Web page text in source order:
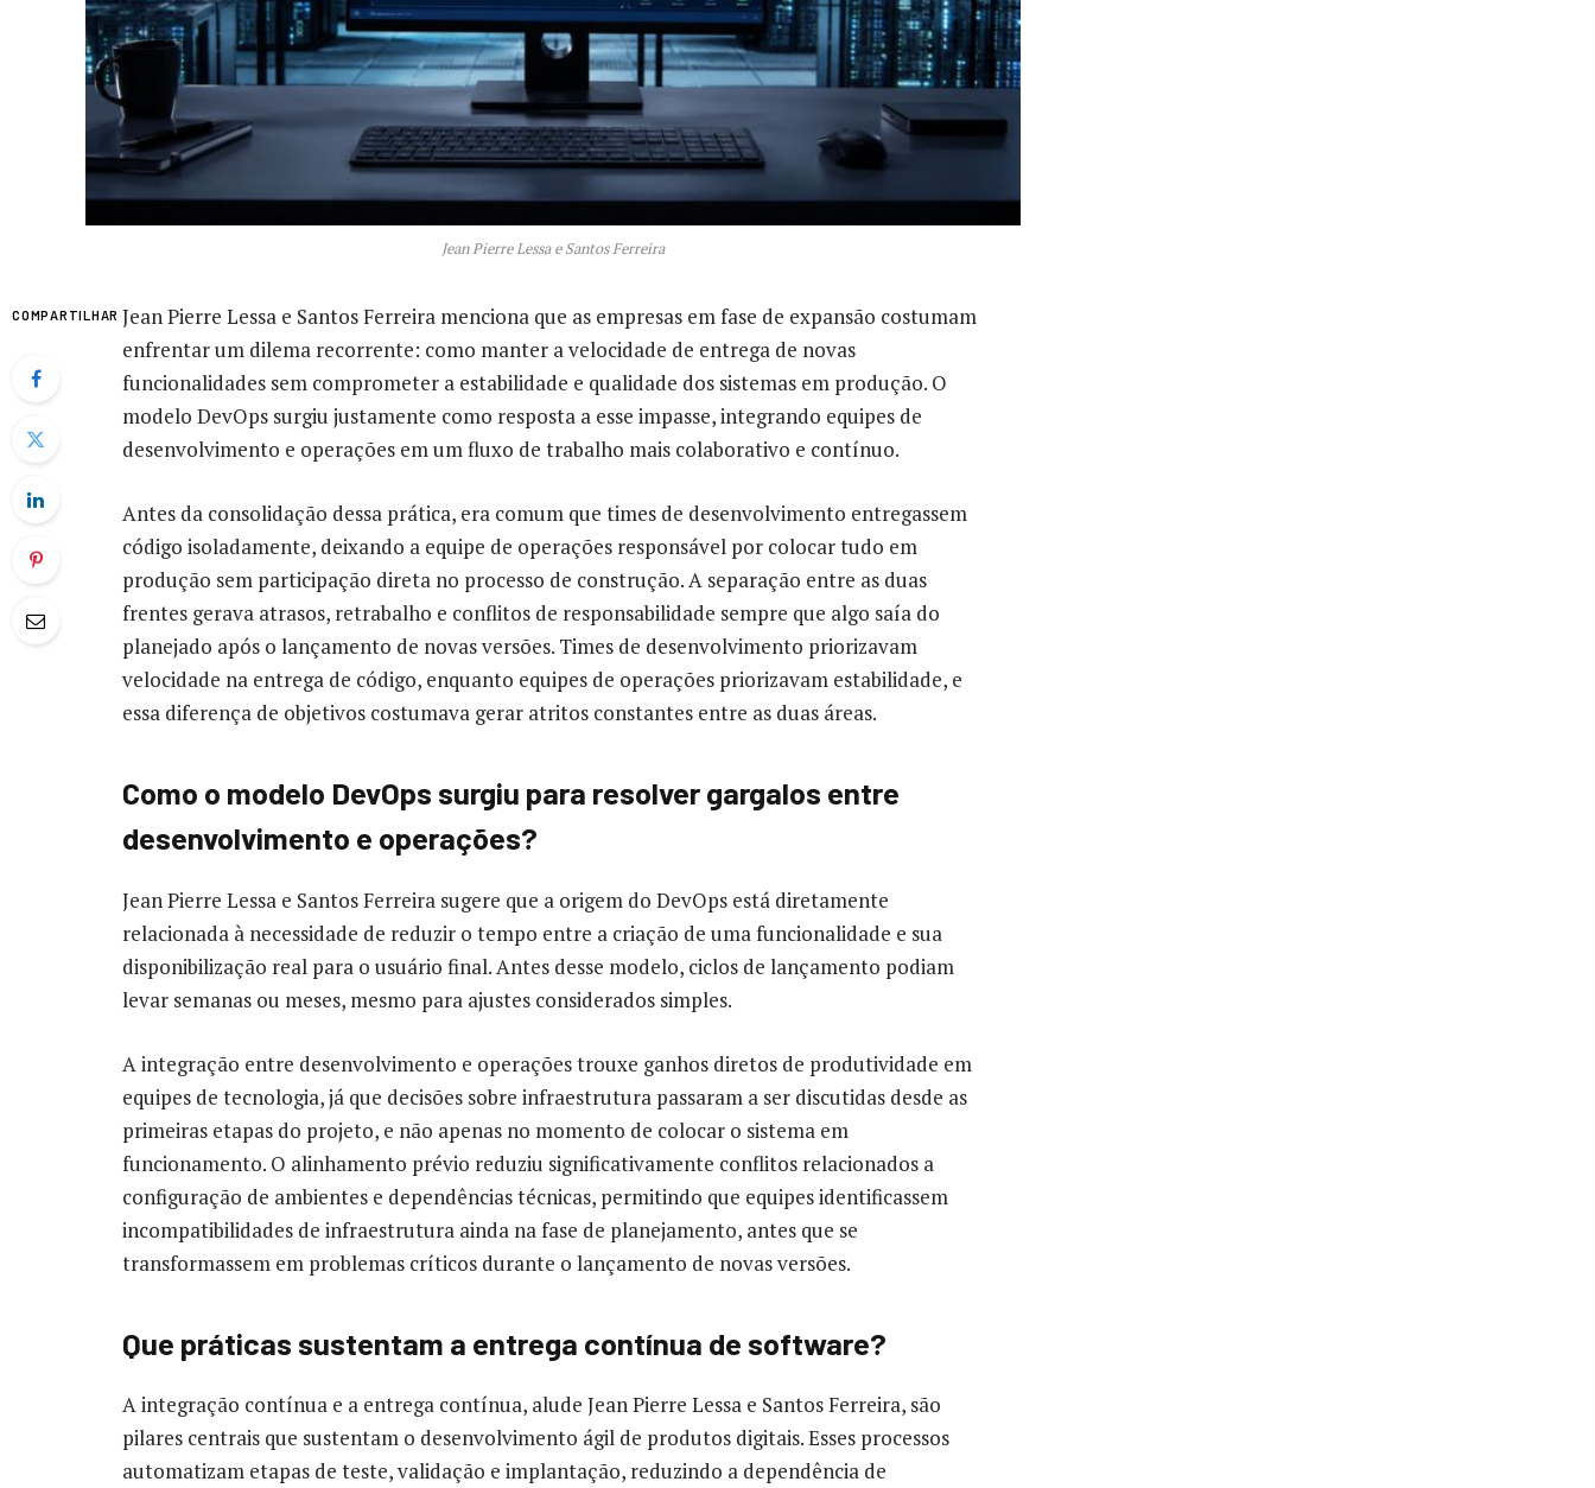
Jean Pierre Lessa e Santos Ferreira
COMPARTILHAR Jean Pierre Lessa e Santos Ferreira menciona que as empresas em fase de expansão costumam
enfrentar um dilema recorrente: como manter a velocidade de entrega de novas
funcionalidades sem comprometer a estabilidade e qualidade dos sistemas em produção. O
modelo DevOps surgiu justamente como resposta a esse impasse, integrando equipes de
desenvolvimento e operações em um fluxo de trabalho mais colaborativo e contínuo.
Antes da consolidação dessa prática, era comum que times de desenvolvimento entregassem
código isoladamente, deixando a equipe de operações responsável por colocar tudo em
produção sem participação direta no processo de construção. A separação entre as duas
frentes gerava atrasos, retrabalho e conflitos de responsabilidade sempre que algo saía do
planejado após o lançamento de novas versões. Times de desenvolvimento priorizavam
velocidade na entrega de código, enquanto equipes de operações priorizavam estabilidade, e
essa diferença de objetivos costumava gerar atritos constantes entre as duas áreas.
Como o modelo DevOps surgiu para resolver gargalos entre
desenvolvimento e operações?
Jean Pierre Lessa e Santos Ferreira sugere que a origem do DevOps está diretamente
relacionada à necessidade de reduzir o tempo entre a criação de uma funcionalidade e sua
disponibilização real para o usuário final. Antes desse modelo, ciclos de lançamento podiam
levar semanas ou meses, mesmo para ajustes considerados simples.
A integração entre desenvolvimento e operações trouxe ganhos diretos de produtividade em
equipes de tecnologia, já que decisões sobre infraestrutura passaram a ser discutidas desde as
primeiras etapas do projeto, e não apenas no momento de colocar o sistema em
funcionamento. O alinhamento prévio reduziu significativamente conflitos relacionados a
configuração de ambientes e dependências técnicas, permitindo que equipes identificassem
incompatibilidades de infraestrutura ainda na fase de planejamento, antes que se
transformassem em problemas críticos durante o lançamento de novas versões.
Que práticas sustentam a entrega contínua de software?
A integração contínua e a entrega contínua, alude Jean Pierre Lessa e Santos Ferreira, são
pilares centrais que sustentam o desenvolvimento ágil de produtos digitais. Esses processos
automatizam etapas de teste, validação e implantação, reduzindo a dependência de